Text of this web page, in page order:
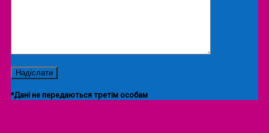
*Дані не передаються третім особам